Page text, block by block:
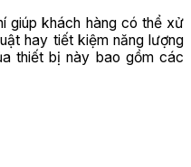
giúp khách hàng có thể xử
hay tiết kiệm năng lượng
thiết bị này bao gồm các